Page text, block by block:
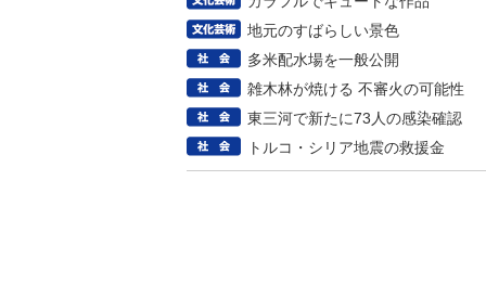
地元のすばらしい景色
多米配水場を一般公開
雑木林が焼ける 不審火の可能性
東三河で新たに73人の感染確認
トルコ・シリア地震の救援金